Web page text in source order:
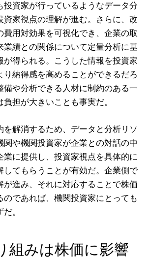
投資家が⾏っているようなデータ分
資家視点の理解が進む。さらに、改
費⽤対効果を可視化でき、企業の取
業績との関係について定量分析に基
が得られる。こうした情報を投資家
り納得感を⾼めることができるだろ
備や分析できる⼈材に制約のある⼀
担が⼤きいことも事実だ。
を解消するため、データと分析リソ
関や機関投資家が企業との対話の中
業に提供し、投資家視点を具体的に
してもらうことが有効だ。企業側で
が進み、それに対応することで株価
のであれば、機関投資家にとっても
。
組みは株価に影響